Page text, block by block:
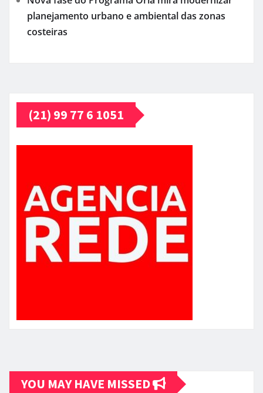
planejamento urbano e ambiental das zonas
costeiras
(21) 99 77 6 1051
YOU MAY HAVE MISSED